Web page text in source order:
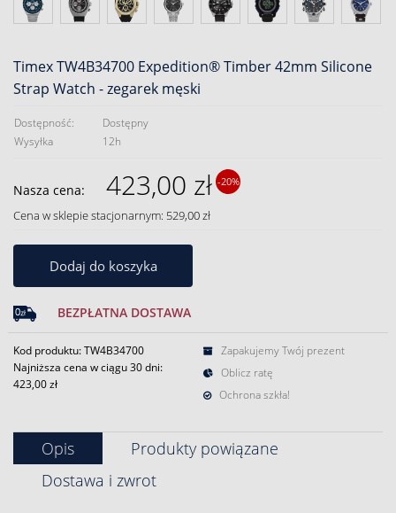
Timex TW4B34700 Expedition® Timber 42mm Silicone
Strap Watch - zegarek męski
Dostępność:
Dostępny
Wysyłka
12h
Nasza cena: 423,00 zł -20%
Cena w sklepie stacjonarnym: 529,00 zł
Dodaj do koszyka
BEZPŁATNA DOSTAWA
Kod produktu: TW4B34700
Najniższa cena w ciągu 30 dni:
423,00 zł
Zapakujemy Twój prezent
Oblicz ratę
Ochrona szkła!
Opis
Produkty powiązane
Dostawa i zwrot